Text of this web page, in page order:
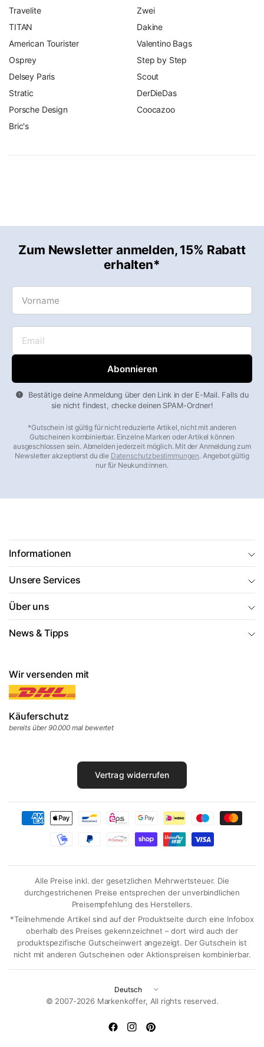
Travelite
TITAN
American Tourister
Osprey
Delsey Paris
Stratic
Porsche Design
Bric's
Zwei
Dakine
Valentino Bags
Step by Step
Scout
DerDieDas
Coocazoo
Zum Newsletter anmelden, 15% Rabatt
erhalten*
Vorname
Email
Bestätige deine Anmeldung über den Link in der E-Mail. Falls du
sie nicht findest, checke deinen SPAM-Ordner!
*Gutschein ist gültig für nicht reduzierte Artikel, nicht mit anderen
Gutscheinen kombinierbar. Einzelne Marken oder Artikel können
ausgeschlossen sein. Abmelden jederzeit möglich. Mit der Anmeldung zum
Newsletter akzeptierst du die Datenschutzbestimmungen. Angebot gültig
nur für Neukund:innen.
Informationen
Unsere Services
Über uns
News & Tipps
Wir versenden mit
Käuferschutz
bereits über 90.000 mal bewertet
Vertrag widerrufen
Alle Preise inkl. der gesetzlichen Mehrwertsteuer. Die
durchgestrichenen Preise entsprechen der unverbindlichen
Preisempfehlung des Herstellers.
*Teilnehmende Artikel sind auf der Produktseite durch eine Infobox
oberhalb des Preises gekennzeichnet – dort wird auch der
produktspezifische Gutscheinwert angezeigt. Der Gutschein ist
nicht mit anderen Gutscheinen oder Aktionspreisen kombinierbar.
Land/Region
aktualisieren
© 2007-2026 Markenkoffer, All rights reserved.